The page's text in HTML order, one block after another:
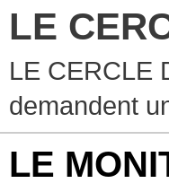
LE
LE CERCLE
demandent
LE